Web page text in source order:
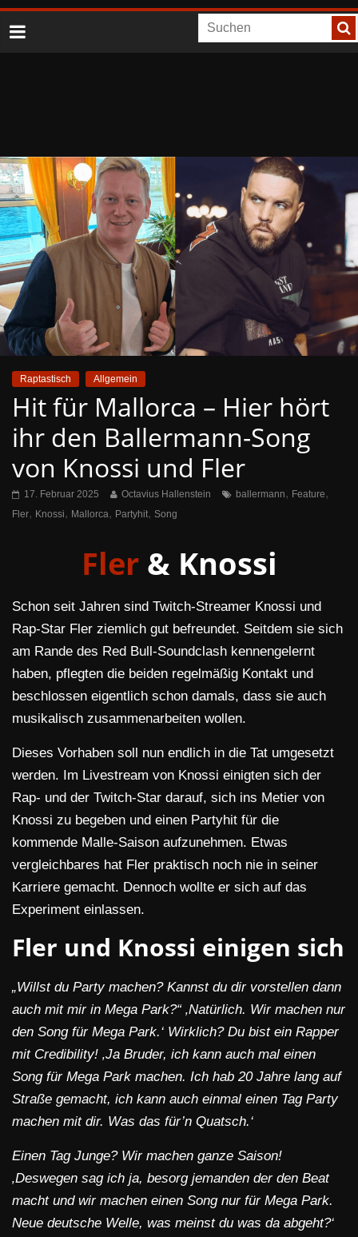
Raptastisch Allgemein
Hit für Mallorca – Hier hört
ihr den Ballermann-Song
von Knossi und Fler
17. Februar 2025 Octavius Hallenstein ballermann, Feature,
Fler, Knossi, Mallorca, Partyhit, Song
Fler& Knossi
Schon seit Jahren sind Twitch-Streamer Knossi und
Rap-Star Fler ziemlich gut befreundet. Seitdem sie sich
am Rande des Red Bull-Soundclash kennengelernt
haben, pflegten die beiden regelmäßig Kontakt und
beschlossen eigentlich schon damals, dass sie auch
musikalisch zusammenarbeiten wollen.
Dieses Vorhaben soll nun endlich in die Tat umgesetzt
werden. Im Livestream von Knossi einigten sich der
Rap- und der Twitch-Star darauf, sich ins Metier von
Knossi zu begeben und einen Partyhit für die
kommende Malle-Saison aufzunehmen. Etwas
vergleichbares hat Fler praktisch noch nie in seiner
Karriere gemacht. Dennoch wollte er sich auf das
Experiment einlassen.
Fler und Knossi einigen sich
„Willst du Party machen? Kannst du dir vorstellen dann
auch mit mir in Mega Park?“ ‚Natürlich. Wir machen nur
den Song für Mega Park.‘ Wirklich? Du bist ein Rapper
mit Credibility! ‚Ja Bruder, ich kann auch mal einen
Song für Mega Park machen. Ich hab 20 Jahre lang auf
Straße gemacht, ich kann auch einmal einen Tag Party
machen mit dir. Was das für’n Quatsch.‘
Einen Tag Junge? Wir machen ganze Saison!
‚Deswegen sag ich ja, besorg jemanden der den Beat
macht und wir machen einen Song nur für Mega Park.
Neue deutsche Welle, was meinst du was da abgeht?‘